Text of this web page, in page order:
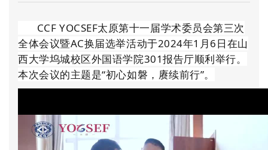
CCF YOCSEF太原第十一届学术委员会第三次
全体会议暨AC换届选举活动于2024年1月6日在山
西大学坞城校区外国语学院301报告厅顺利举行。
本次会议的主题是“初心如磐，赓续前行”。